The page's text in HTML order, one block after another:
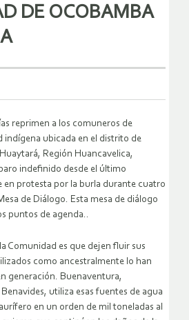
DE OCOBAMBA
reprimen a los comuneros de
indígena ubicada en el distrito de
Región Huancavelica,
indefinido desde el último
protesta por la burla durante cuatro
de Diálogo. Esta mesa de diálogo
puntos de agenda..
Comunidad es que dejen fluir sus
como ancestralmente lo han
generación. Buenaventura,
utiliza esas fuentes de agua
en un orden de mil toneladas al